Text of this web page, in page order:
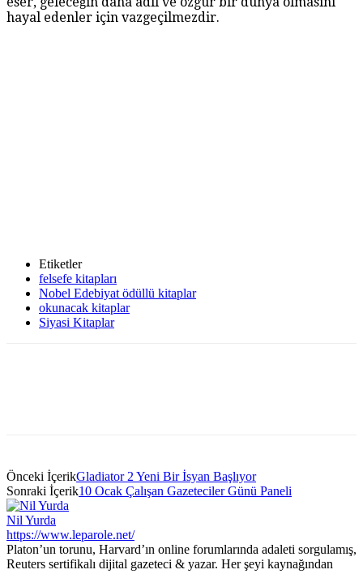
hayal edenler için vazgeçilmezdir.
Etiketler
felsefe kitapları
Nobel Edebiyat ödüllü kitaplar
okunacak kitaplar
Siyasi Kitaplar
Önceki İçerikGladiator 2 Yeni Bir İsyan Başlıyor
Sonraki İçerik10 Ocak Çalışan Gazeteciler Günü Paneli
Nil Yurda
https://www.leparole.net/
Platon’un torunu, Harvard’ın online forumlarında adaleti sorgulamış,
Reuters sertifikalı dijital gazeteci & yazar. Her şeyi kaynağından